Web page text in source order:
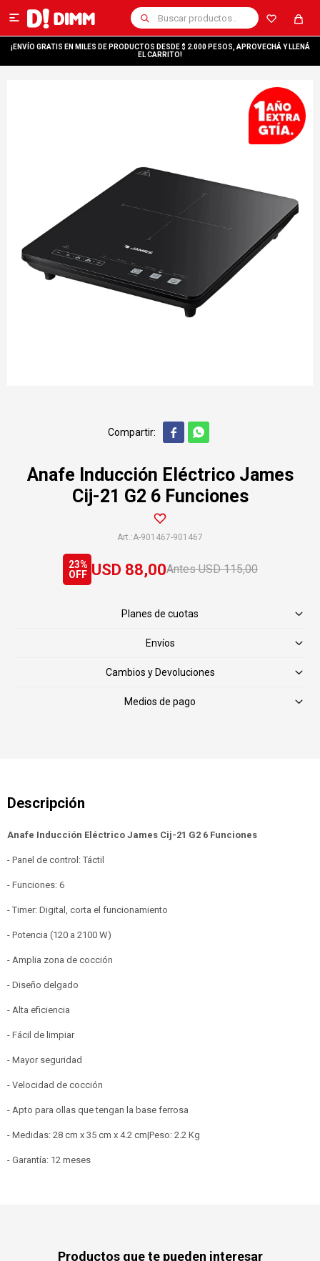

¡ENVÍO GRATIS EN MILES DE PRODUCTOS DESDE $ 2.000 PESOS, APROVECHÁ Y LLENÁ
EL CARRITO!
 
Anafe Inducción Eléctrico James
Cij-21 G2 6 Funciones
A-901467-901467
USD 88,00 USD 115,00
23
Planes de cuotas
Envíos
Cambios y Devoluciones
Medios de pago
Anafe Inducción Eléctrico James Cij-21 G2 6 Funciones
- Panel de control: Táctil
- Funciones: 6
- Timer: Digital, corta el funcionamiento
- Potencia (120 a 2100 W)
- Amplia zona de cocción
- Diseño delgado
- Alta eficiencia
- Fácil de limpiar
- Mayor seguridad
- Velocidad de cocción
- Apto para ollas que tengan la base ferrosa
- Medidas: 28 cm x 35 cm x 4.2 cm|Peso: 2.2 Kg
- Garantía: 12 meses
Productos que te pueden interesar